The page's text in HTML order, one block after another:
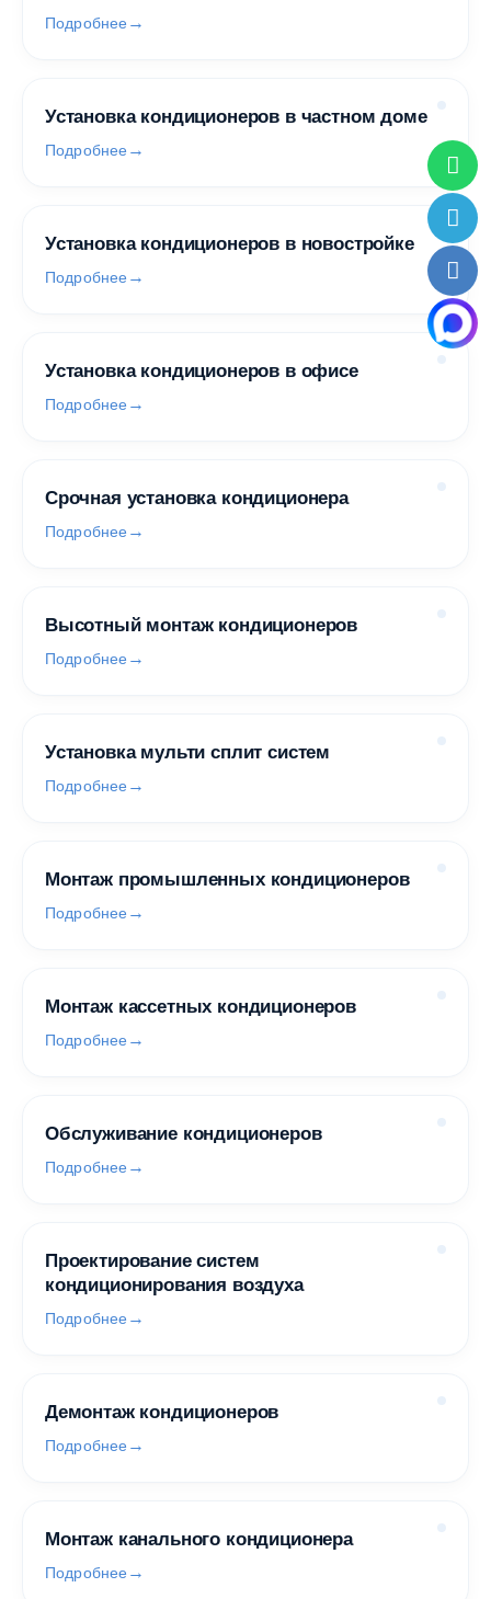
Подробнее
Установка кондиционеров в частном доме
Подробнее
Установка кондиционеров в новостройке
Подробнее
Установка кондиционеров в офисе
Подробнее
Срочная установка кондиционера
Подробнее
Высотный монтаж кондиционеров
Подробнее
Установка мульти сплит систем
Подробнее
Монтаж промышленных кондиционеров
Подробнее
Монтаж кассетных кондиционеров
Подробнее
Обслуживание кондиционеров
Подробнее
Проектирование систем
кондиционирования воздуха
Подробнее
Демонтаж кондиционеров
Подробнее
Монтаж канального кондиционера
Подробнее